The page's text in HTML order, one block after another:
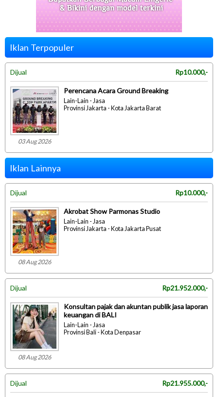
Iklan Terpopuler
Dijual Rp10.000,-
03 Aug 2026
Perencana Acara Ground Breaking
Lain-Lain - Jasa
Provinsi Jakarta - Kota Jakarta Barat
Iklan Lainnya
Dijual Rp10.000,-
08 Aug 2026
Akrobat Show Parmonas Studio
Lain-Lain - Jasa
Provinsi Jakarta - Kota Jakarta Pusat
Dijual Rp21.952.000,-
08 Aug 2026
Konsultan pajak dan akuntan publik jasa laporan
keuangan di BALI
Lain-Lain - Jasa
Provinsi Bali - Kota Denpasar
Dijual Rp21.955.000,-